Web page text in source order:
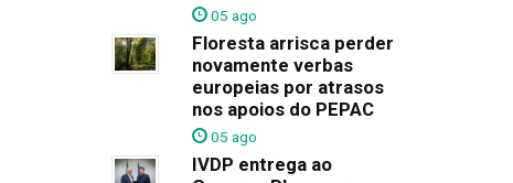
05 ago
Floresta arrisca perder
novamente verbas
europeias por atrasos
nos apoios do PEPAC
05 ago
IVDP entrega ao